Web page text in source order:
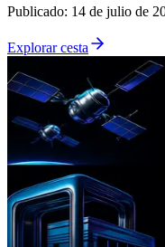
Publicado: 14 de julio de
Explorar cesta